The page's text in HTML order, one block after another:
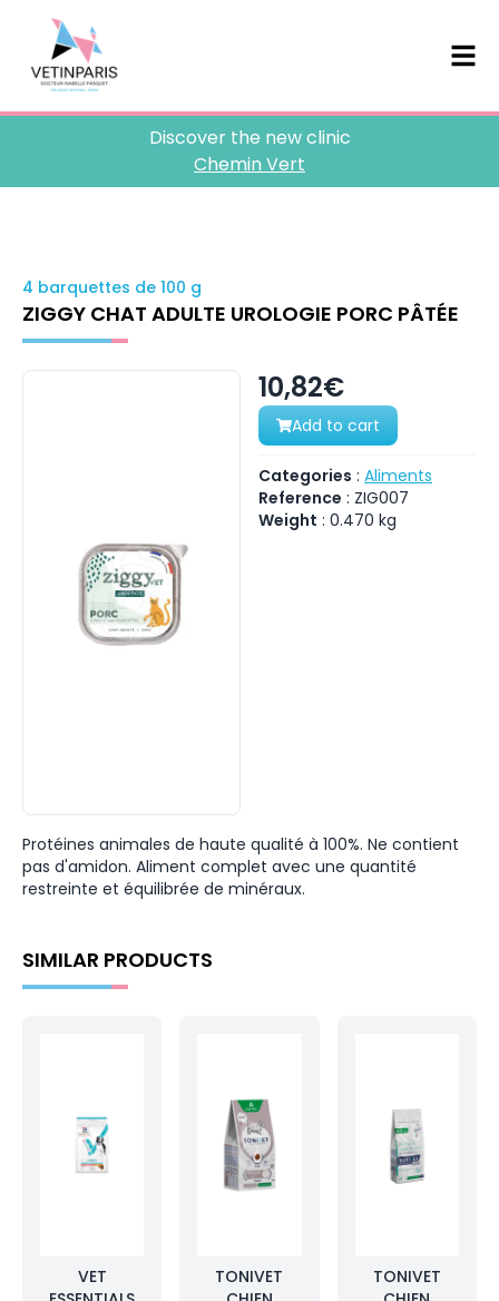
Discover the new clinic
Chemin Vert
4 barquettes de 100 g
ZIGGY CHAT ADULTE UROLOGIE PORC PÂTÉE
10,82€
Add to cart
Categories : Aliments
Reference : ZIG007
Weight : 0.470 kg
Protéines animales de haute qualité à 100%. Ne contient
pas d'amidon. Aliment complet avec une quantité
restreinte et équilibrée de minéraux.
SIMILAR PRODUCTS
VET
TONIVET
TONIVET